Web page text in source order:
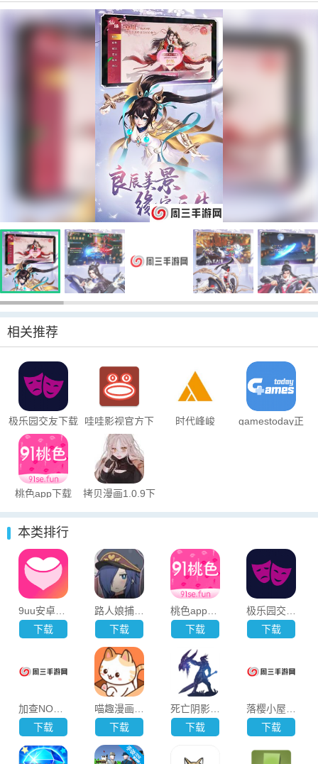
相关推荐
极乐园交友下载
哇哇影视官方下
载
时代峰峻
gamestoday正
桃色app下载
拷贝漫画1.0.9下
载
本类排行
下载
下载
下载
下载
下载
下载
下载
下载